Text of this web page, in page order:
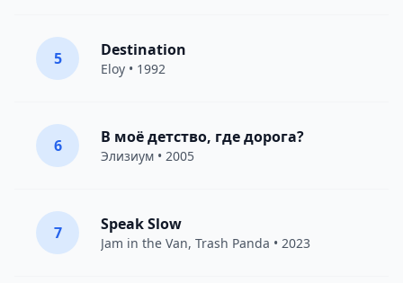
5 Destination
Eloy • 1992
6 В моё детство, где дорога?
Элизиум • 2005
7 Speak Slow
Jam in the Van, Trash Panda • 2023